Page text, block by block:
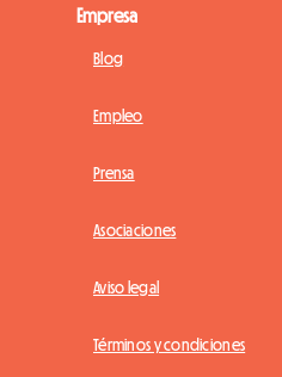
Empresa
Blog
Empleo
Prensa
Asociaciones
Aviso legal
Términos y condiciones